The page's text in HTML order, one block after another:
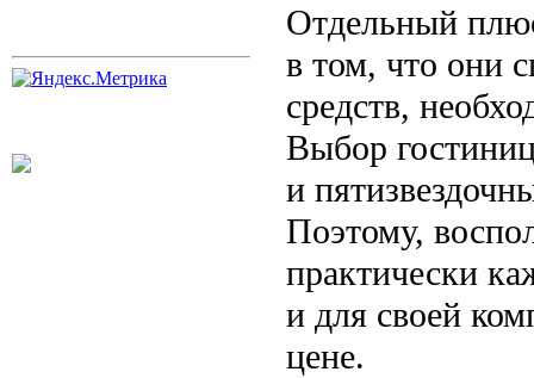
Отдельный
в том, что они
средств,
Выбор
и
Поэтому,
практически
и для своей
цене.